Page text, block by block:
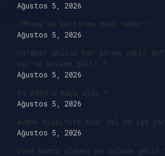
Ağustos 5, 2026
iPhone’da kurtarma modu nedir ?
Ağustos 5, 2026
Harabat ehlini hor görme zakir
var ne anlama gelir ?
Ağustos 5, 2026
GS Köhn’ü kaça aldı ?
Ağustos 5, 2026
Avene cicalfate scar jel ne işe
Ağustos 5, 2026
Evde kumru olması ne anlama gelir